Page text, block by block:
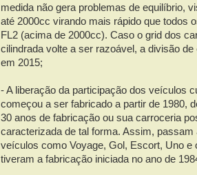
medida não gera problemas de equilíbrio,
até 2000cc virando mais rápido que todos
FL2 (acima de 2000cc). Caso o grid dos
cilindrada volte a ser razoável, a divisão
em 2015;
- A liberação da participação dos veículos
começou a ser fabricado a partir de 1980,
30 anos de fabricação ou sua carroceria
caracterizada de tal forma. Assim, passam
veículos como Voyage, Gol, Escort, Uno e
tiveram a fabricação iniciada no ano de